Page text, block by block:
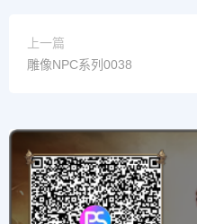
上一篇
雕像NPC系列0038